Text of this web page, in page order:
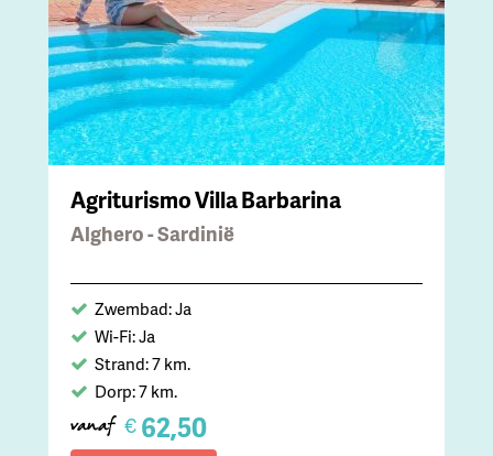
Agriturismo Villa Barbarina
Alghero - Sardinië
Zwembad: Ja
Wi-Fi: Ja
Strand: 7 km.
Dorp: 7 km.
vanaf € 62,50